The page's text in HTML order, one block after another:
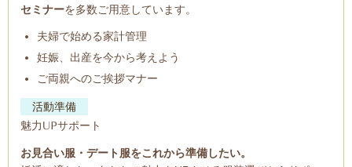
セミナーを多数ご用意しています。
夫婦で始める家計管理
妊娠、出産を今から考えよう
ご両親へのご挨拶マナー
活動準備
魅力UPサポート
お見合い服・デート服をこれから準備したい。